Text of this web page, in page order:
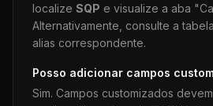
localize SQP e visualize a aba
Alternativamente, consulte a tabela
alias correspondente.
Posso adicionar campos
Sim. Campos customizados